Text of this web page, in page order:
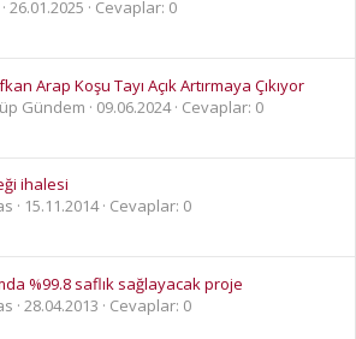
26.01.2025
Cevaplar: 0
Arap Koşu Tayı Açık Artırmaya Çıkıyor
Gündem
09.06.2024 Cevaplar: 0
ihalesi
15.11.2014 Cevaplar: 0
%99.8 saflık sağlayacak proje
28.04.2013
Cevaplar: 0